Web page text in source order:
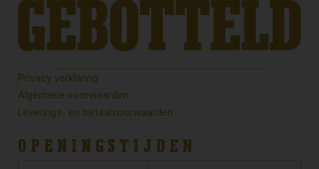
Privacy verklaring
Algemene voorwaarden
Leverings- en betaalvoorwaarden
OPENINGSTIJDEN